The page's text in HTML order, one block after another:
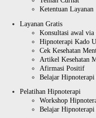
Ketentuan Layanan
Layanan Gratis
Konsultasi awal via
Hipnoterapi Kado
Cek Kesehatan
Artikel Kesehatan
Afirmasi Positif
Belajar Hipnoterapi
Pelatihan Hipnoterapi
Workshop
Belajar